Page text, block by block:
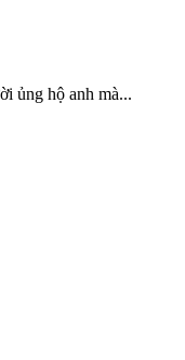
ủng hộ anh mà...